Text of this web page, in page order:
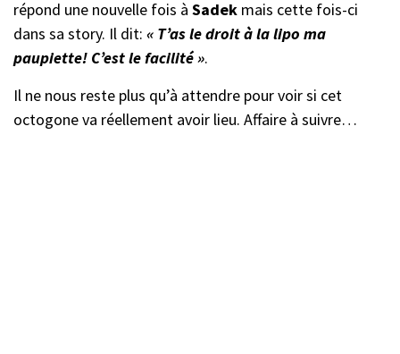
répond une nouvelle fois à Sadek mais cette fois-ci
dans sa story. Il dit: « T’as le droit à la lipo ma
paupiette! C’est le facilité ».
Il ne nous reste plus qu’à attendre pour voir si cet
octogone va réellement avoir lieu. Affaire à suivre…